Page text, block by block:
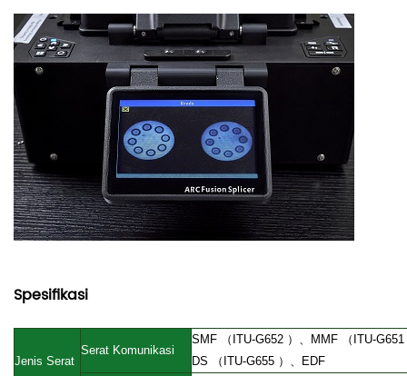
Spesifikasi
Jenis Serat
Serat Komunikasi
SMF （ ITU-G652 ）、 MMF （ ITU-G651
DS
（ ITU-G655 ）、
EDF